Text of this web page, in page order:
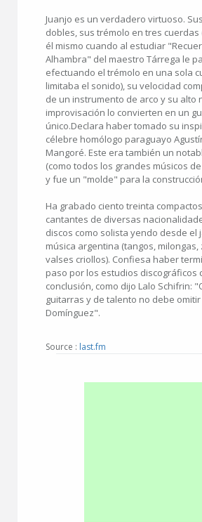
Juanjo es un verdadero virtuoso.
dobles, sus trémolo en tres
él mismo cuando al estudiar
Alhambra" del maestro Tárrega le
efectuando el trémolo en una sola
limitaba el sonido), su velocidad
de un instrumento de arco y su alto
improvisación lo convierten en un
único.Declara haber tomado su
célebre homólogo paraguayo
Mangoré. Este era también un
(como todos los grandes músicos
y fue un "molde" para la
Ha grabado ciento treinta
cantantes de diversas
discos como solista yendo desde el
música argentina (tangos, milongas,
valses criollos). Confiesa haber
paso por los estudios discográficos
conclusión, como dijo Lalo Schifrin:
guitarras y de talento no debe omitir
Domínguez".
Source : last.fm